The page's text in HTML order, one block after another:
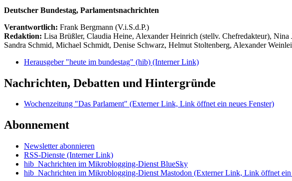
Deutscher Bundestag, Parlamentsnachrichten
Verantwortlich: Frank Bergmann (V.i.S.d.P.)
Redaktion: Lisa Brüßler, Claudia Heine, Alexander Heinrich (stellv. Chefredakteur), Nina
Sandra Schmid, Michael Schmidt, Denise Schwarz, Helmut Stoltenberg, Alexander
Herausgeber "heute im bundestag" (hib) (Interner Link)
Nachrichten, Debatten und Hintergründe
Wochenzeitung "Das Parlament" (Externer Link, Link öffnet ein neues Fenster)
Abonnement
Newsletter abonnieren
RSS-Dienste (Interner Link)
hib_Nachrichten im Mikroblogging-Dienst BlueSky
hib_Nachrichten im Mikroblogging-Dienst Mastodon (Externer Link, Link öffnet ein